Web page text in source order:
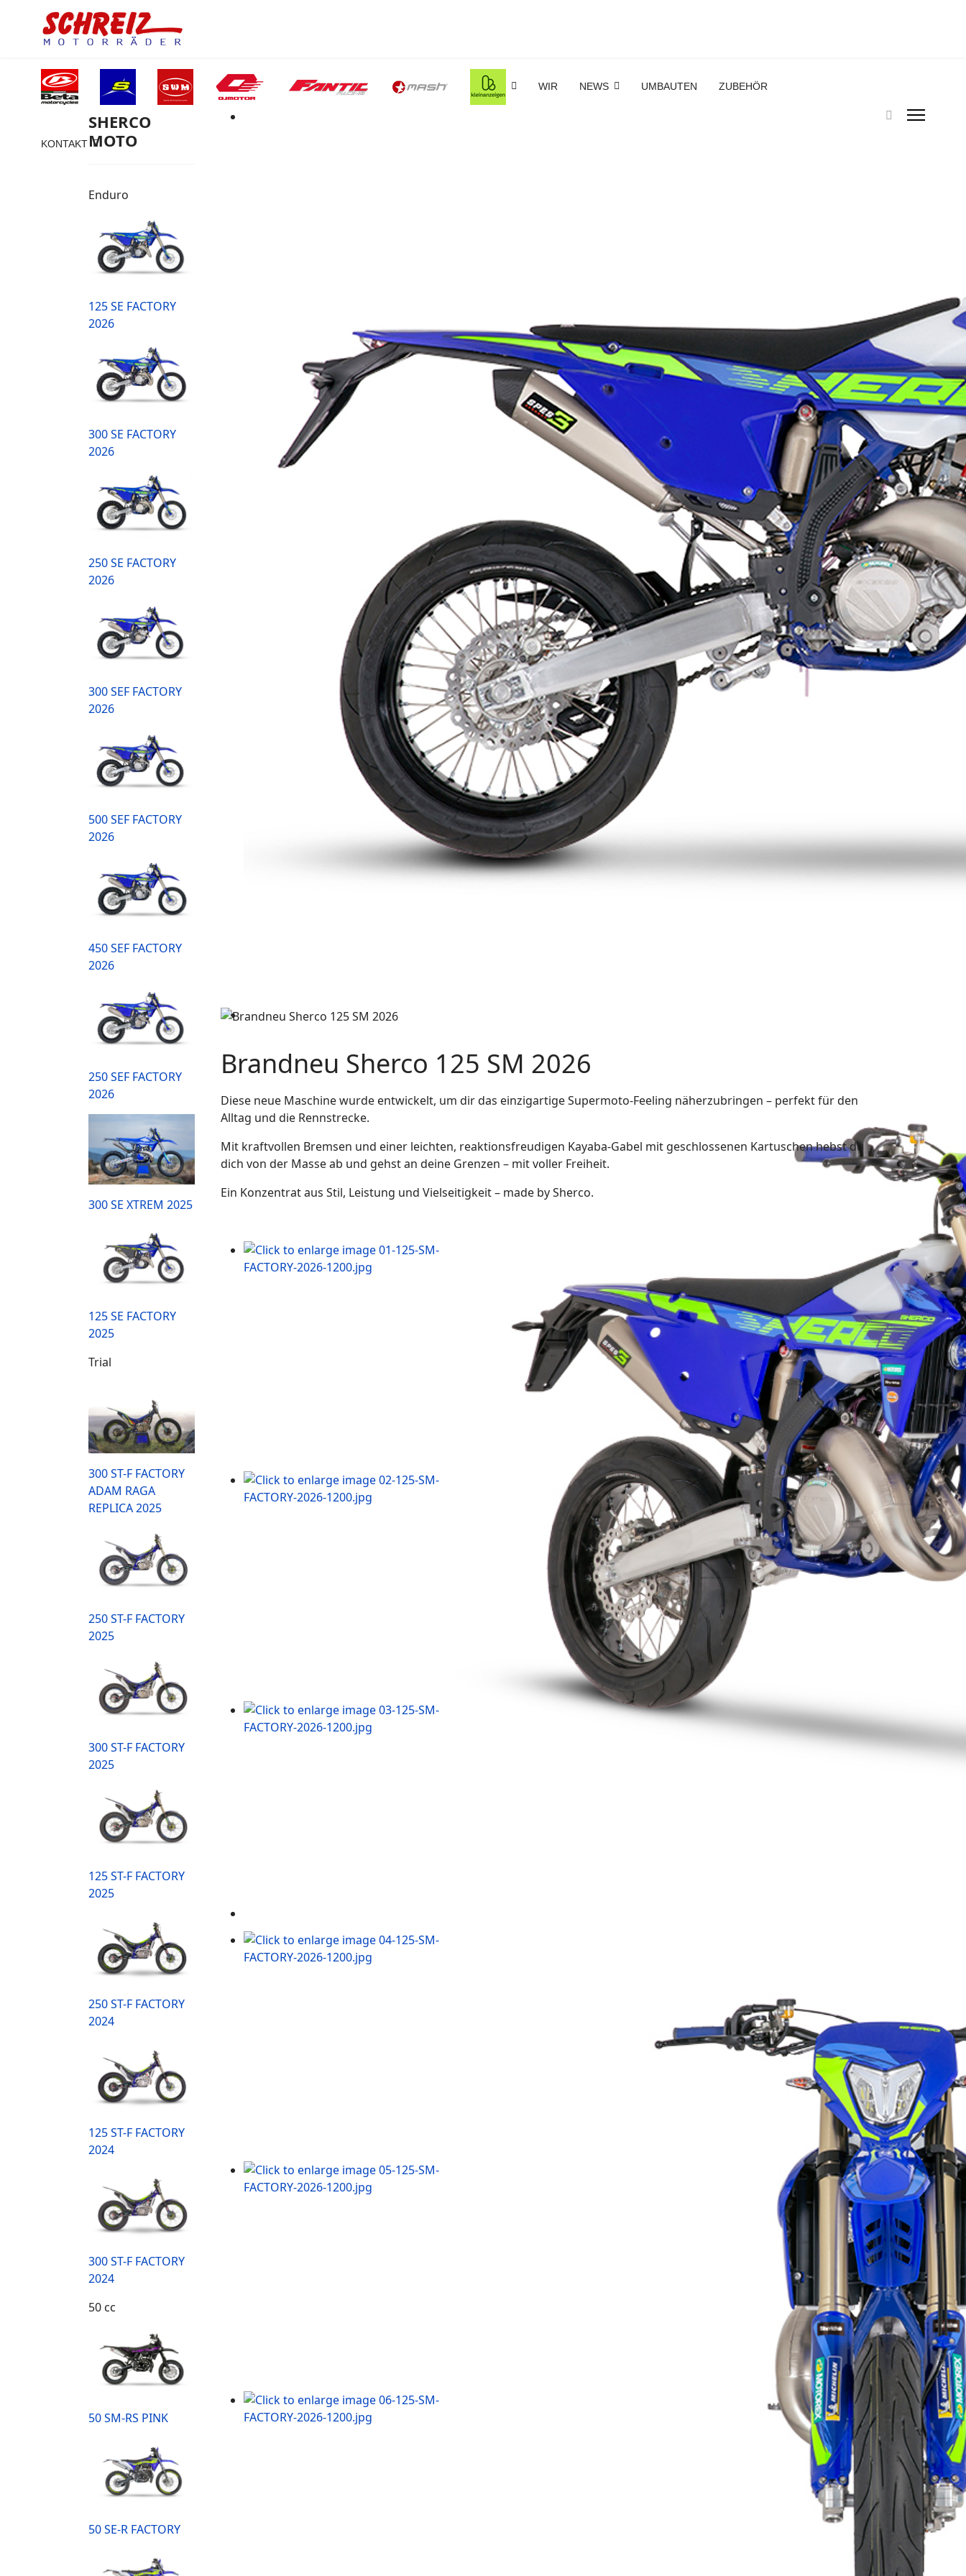
WIR NEWS UMBAUTEN ZUBEHÖR
KONTAKT
SHERCO
MOTO
Enduro
125 SE FACTORY
2026
300 SE FACTORY
2026
250 SE FACTORY
2026
300 SEF FACTORY
2026
500 SEF FACTORY
2026
450 SEF FACTORY
2026
250 SEF FACTORY
2026
300 SE XTREM 2025
125 SE FACTORY
2025
Trial
300 ST-F FACTORY
ADAM RAGA
REPLICA 2025
250 ST-F FACTORY
2025
300 ST-F FACTORY
2025
125 ST-F FACTORY
2025
250 ST-F FACTORY
2024
125 ST-F FACTORY
2024
300 ST-F FACTORY
2024
50 cc
50 SM-RS PINK
50 SE-R FACTORY
Brandneu Sherco 125 SM 2026
Diese neue Maschine wurde entwickelt, um dir das einzigartige Supermoto-Feeling näherzubringen – perfekt für den
Alltag und die Rennstrecke.
Mit kraftvollen Bremsen und einer leichten, reaktionsfreudigen Kayaba-Gabel mit geschlossenen Kartuschen hebst du
dich von der Masse ab und gehst an deine Grenzen – mit voller Freiheit.
Ein Konzentrat aus Stil, Leistung und Vielseitigkeit – made by Sherco.